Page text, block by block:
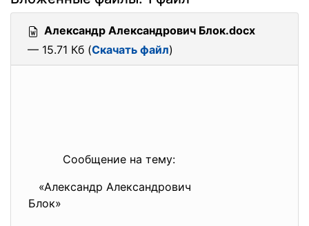
Александр Александрович Блок.docx
— 15.71 Кб (Скачать файл)
Сообщение на тему:
«Александр Александрович
Блок»